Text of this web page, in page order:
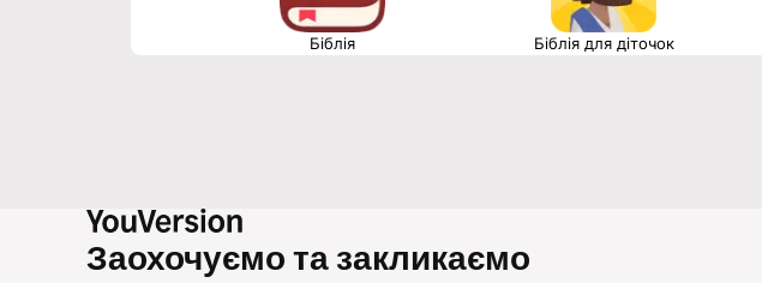
Біблія Біблія для діточок
Заохочуємо та закликаємо